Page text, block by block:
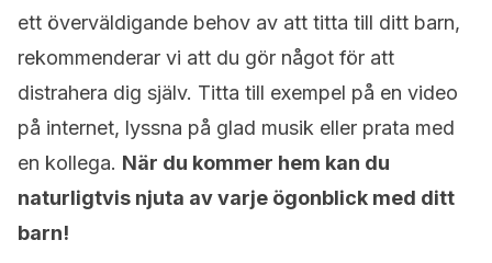
ett överväldigande behov av att titta till ditt barn,
rekommenderar vi att du gör något för att
distrahera dig själv. Titta till exempel på en video
på internet, lyssna på glad musik eller prata med
en kollega. När du kommer hem kan du
naturligtvis njuta av varje ögonblick med ditt
barn!